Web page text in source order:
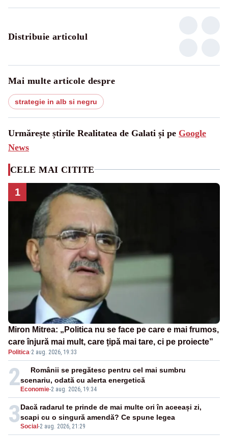
Distribuie articolul
Mai multe articole despre
strategie in alb si negru
Urmărește știrile Realitatea de Galati și pe Google
News
CELE MAI CITITE
1
Miron Mitrea: „Politica nu se face pe care e mai frumos,
care înjură mai mult, care țipă mai tare, ci pe proiecte”
Politica·2 aug. 2026, 19:33
2 Economie-2 aug. 2026, 19:34
Românii se pregătesc pentru cel mai sumbru
scenariu, odată cu alerta energetică
3Social -2 aug. 2026, 21:29
Dacă radarul te prinde de mai multe ori în aceeași zi,
scapi cu o singură amendă? Ce spune legea